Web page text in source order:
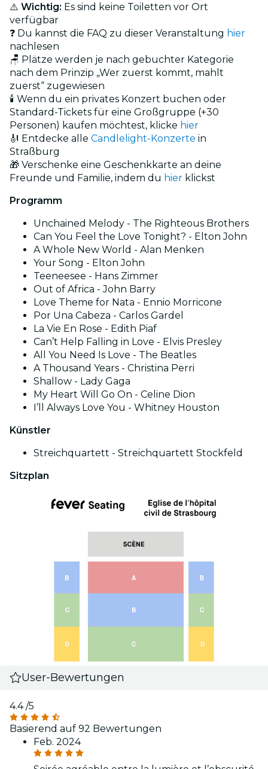
⚠️ Wichtig: Es sind keine Toiletten vor Ort
verfügbar
❓ Du kannst die FAQ zu dieser Veranstaltung hier
nachlesen
🪑 Plätze werden je nach gebuchter Kategorie
nach dem Prinzip „Wer zuerst kommt, mahlt
zuerst“ zugewiesen
🕯️ Wenn du ein privates Konzert buchen oder
Standard-Tickets für eine Großgruppe (+30
Personen) kaufen möchtest, klicke hier
🎻 Entdecke alle Candlelight-Konzerte in
Straßburg
🎁 Verschenke eine Geschenkkarte an deine
Freunde und Familie, indem du hier klickst
Programm
Unchained Melody - The Righteous Brothers
Can You Feel the Love Tonight? - Elton John
A Whole New World - Alan Menken
Your Song - Elton John
Teeneesee - Hans Zimmer
Out of Africa - John Barry
Love Theme for Nata - Ennio Morricone
Por Una Cabeza - Carlos Gardel
La Vie En Rose - Edith Piaf
Can’t Help Falling in Love - Elvis Presley
All You Need Is Love - The Beatles
A Thousand Years - Christina Perri
Shallow - Lady Gaga
My Heart Will Go On - Celine Dion
I’ll Always Love You - Whitney Houston
Künstler
Streichquartett - Streichquartett Stockfeld
Sitzplan
User-Bewertungen
4.4/5
Basierend auf 92 Bewertungen
Feb. 2024